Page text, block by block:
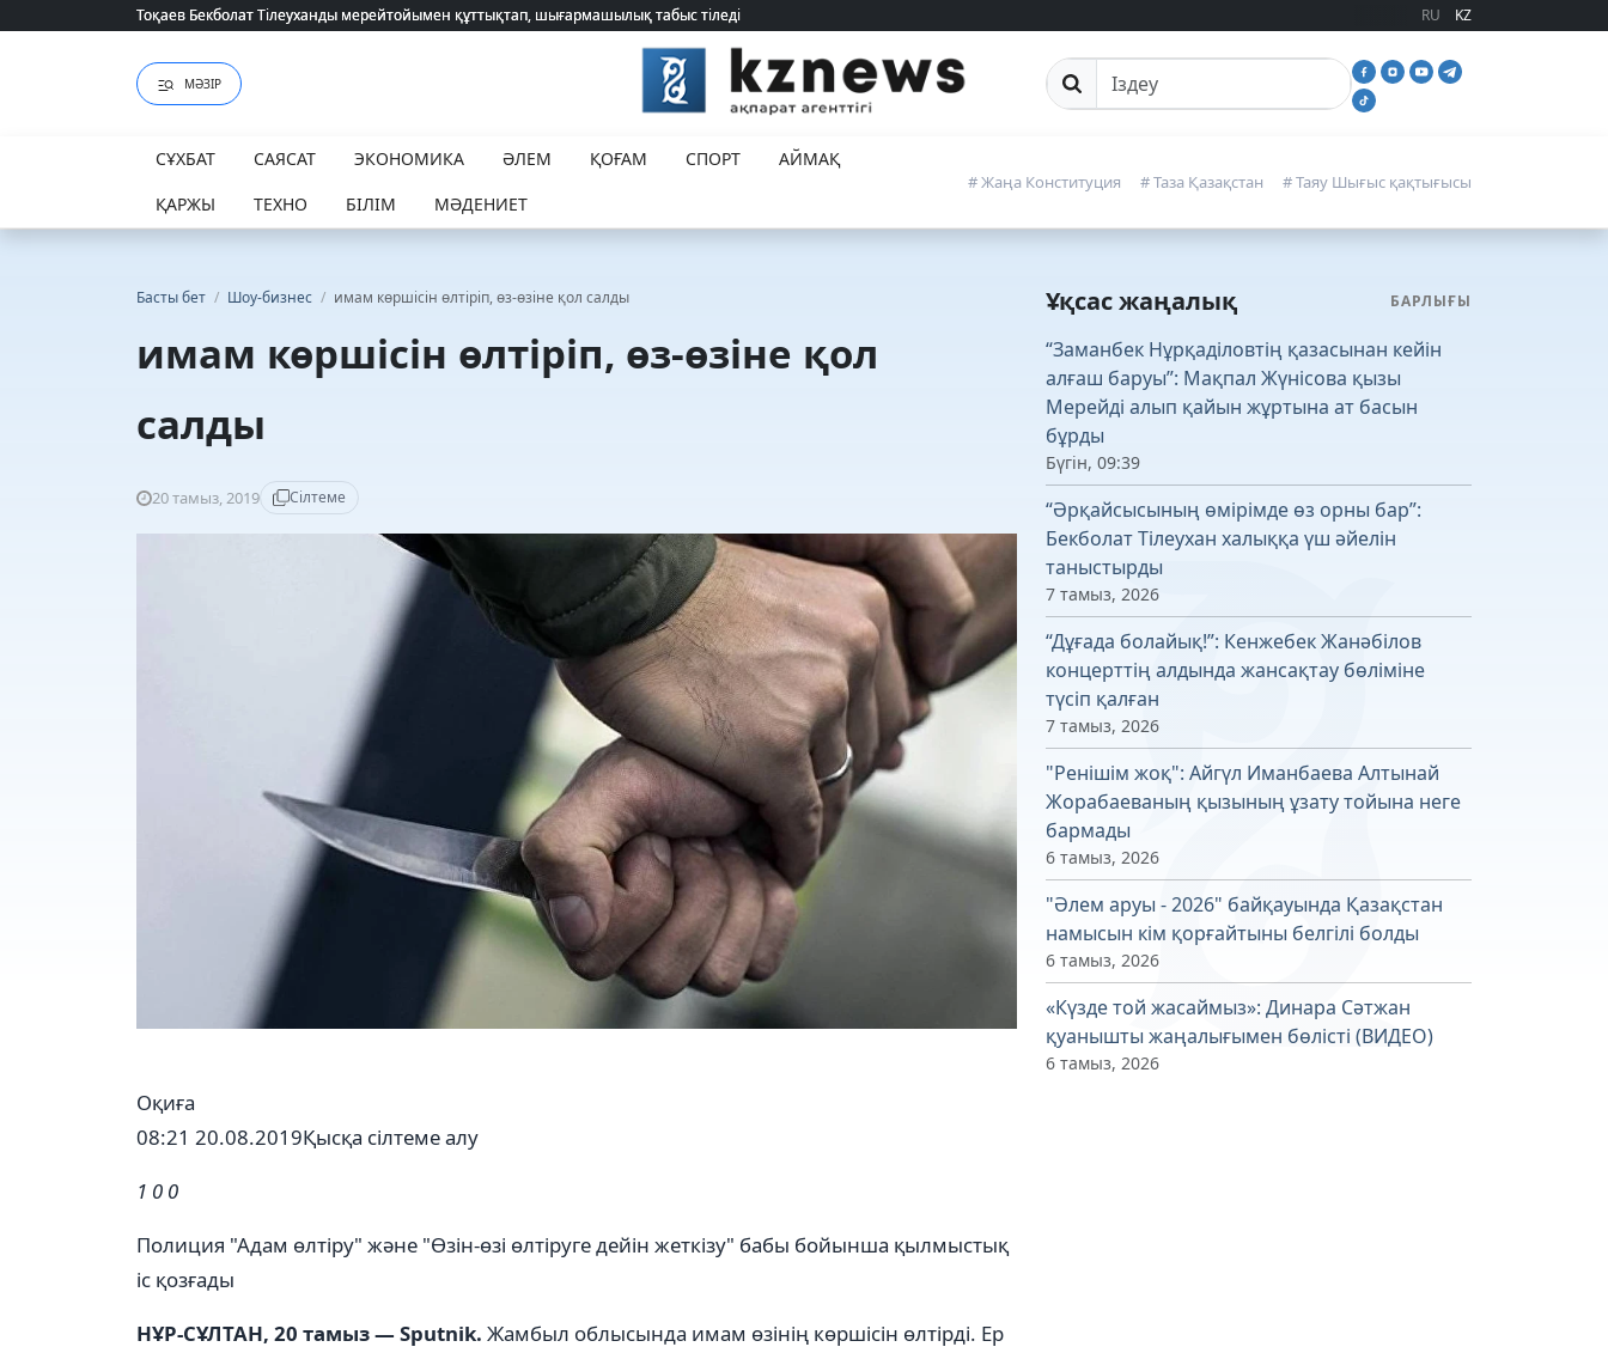
Тоқаев Бекболат Тілеуханды мерейтойымен құттықтап, шығармашылық табыс тіледі
Тоқаев Бекболат Тілеуханды мерейтойымен құттықтап, шығармашылық табыс тіледі RU KZ
МӘЗІР Сайттан іздеу
СҰХБАТ САЯСАТ ЭКОНОМИКА ӘЛЕМ ҚОҒАМ СПОРТ
АЙМАҚ
ҚАРЖЫ
ТЕХНО БІЛІМ МӘДЕНИЕТ
# Жаңа Конституция # Таза Қазақстан # Таяу Шығыс қақтығысы
Басты бет / Шоу-бизнес / имам көршісін өлтіріп, өз-өзіне қол салды
имам көршісін өлтіріп, өз-өзіне қол
салды
20 тамыз, 2019 Сілтеме
Оқиға
08:21 20.08.2019Қысқа сілтеме алу
1 0 0
Полиция "Адам өлтіру" және "Өзін-өзі өлтіруге дейін жеткізу" бабы бойынша қылмыстық
іс қозғады
НҰР-СҰЛТАН, 20 тамыз — Sputnik. Жамбыл облысында имам өзінің көршісін өлтірді. Ер
Ұқсас жаңалық БАРЛЫҒЫ
“Заманбек Нұрқаділовтің қазасынан кейін
алғаш баруы”: Мақпал Жүнісова қызы
Мерейді алып қайын жұртына ат басын
бұрды
Бүгін, 09:39
“Әрқайсысының өмірімде өз орны бар”:
Бекболат Тілеухан халыққа үш әйелін
таныстырды
7 тамыз, 2026
“Дұғада болайық!”: Кенжебек Жанәбілов
концерттің алдында жансақтау бөліміне
түсіп қалған
7 тамыз, 2026
"Ренішім жоқ": Айгүл Иманбаева Алтынай
Жорабаеваның қызының ұзату тойына неге
бармады
6 тамыз, 2026
"Әлем аруы - 2026" байқауында Қазақстан
намысын кім қорғайтыны белгілі болды
6 тамыз, 2026
«Күзде той жасаймыз»: Динара Сәтжан
қуанышты жаңалығымен бөлісті (ВИДЕО)
6 тамыз, 2026